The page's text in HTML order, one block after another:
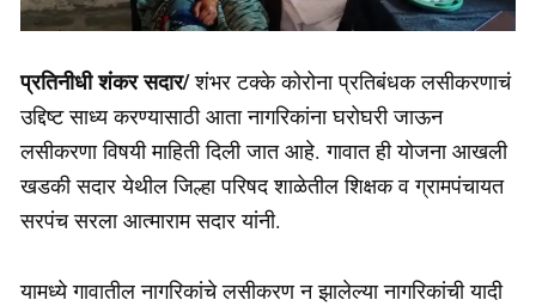
प्रतिनीधी शंकर सदार/शंभर टक्के कोरोना प्रतिबंधक लसीकरणाचं
उद्दिष्ट साध्य करण्यासाठी आता नागरिकांना घरोघरी जाऊन
लसीकरणा विषयी माहिती दिली जात आहे. गावात ही योजना आखली
खडकी सदार येथील जिल्हा परिषद शाळेतील शिक्षक व ग्रामपंचायत
सरपंच सरला आत्माराम सदार यांनी.
यामध्ये गावातील नागरिकांचे लसीकरण न झालेल्या नागरिकांची यादी